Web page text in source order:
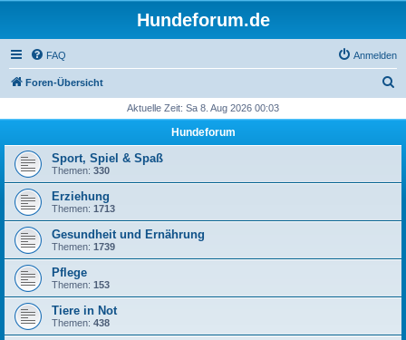
Hundeforum.de
FAQ Anmelden
Foren-Übersicht
h
Aktuelle Zeit: Sa 8. Aug 2026 00:03
Hundeforum
Sport, Spiel & Spaß
Themen: 330
Erziehung
Themen: 1713
Gesundheit und Ernährung
Themen: 1739
Pflege
Themen: 153
Tiere in Not
Themen: 438